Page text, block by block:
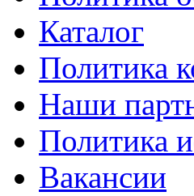
Каталог
Политика
Наши
Политика
Вакансии